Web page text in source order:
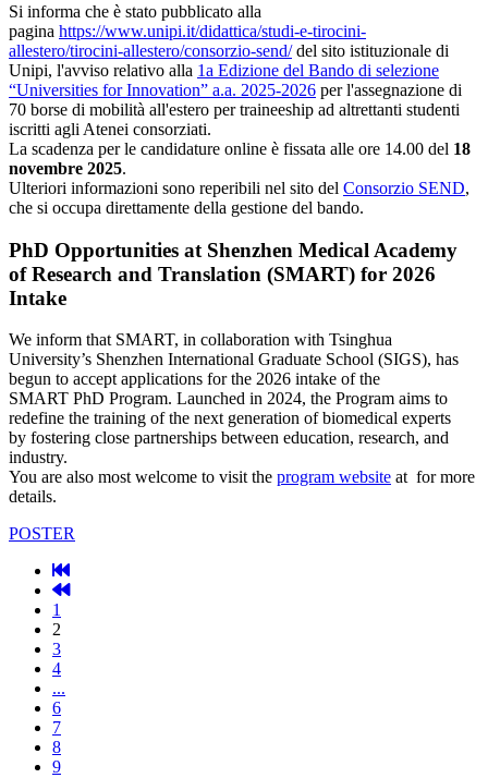
Si informa che è stato pubblicato alla
pagina https://www.unipi.it/didattica/studi-e-tirocini-
allestero/tirocini-allestero/consorzio-send/del sito istituzionale di
Unipi, l'avviso relativo alla 1a Edizione del Bando di selezione
“Universities for Innovation” a.a. 2025-2026 per l'assegnazione di
70 borse di mobilità all'estero per traineeship ad altrettanti studenti
iscritti agli Atenei consorziati.
La scadenza per le candidature online è fissata alle ore 14.00 del 18
novembre 2025.
Ulteriori informazioni sono reperibili nel sito del Consorzio SEND,
che si occupa direttamente della gestione del bando.
PhD Opportunities at Shenzhen Medical Academy
of Research and Translation (SMART) for 2026
Intake
We inform that SMART, in collaboration with Tsinghua
University’s Shenzhen International Graduate School (SIGS), has
begun to accept applications for the 2026 intake of the
SMART PhD Program. Launched in 2024, the Program aims to
redefine the training of the next generation of biomedical experts
by fostering close partnerships between education, research, and
industry.
You are also most welcome to visit the program website at for more
details.
POSTER
1
2
3
4
...
6
7
8
9